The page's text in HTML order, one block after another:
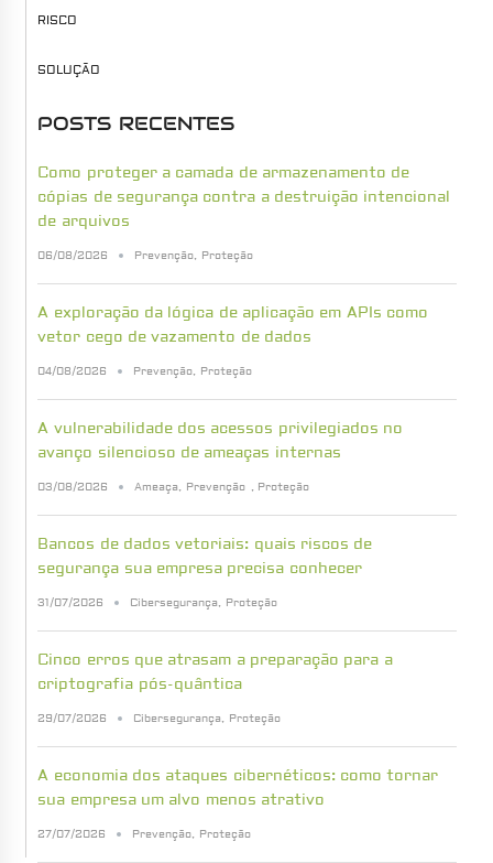
RISCO
SOLUÇÃO
POSTS RECENTES
Como proteger a camada de armazenamento de
cópias de segurança contra a destruição intencional
de arquivos
06/08/2026 Prevenção Proteção
A exploração da lógica de aplicação em APIs como
vetor cego de vazamento de dados
04/08/2026 Prevenção Proteção
A vulnerabilidade dos acessos privilegiados no
avanço silencioso de ameaças internas
03/08/2026 Ameaça Prevenção Proteção
Bancos de dados vetoriais: quais riscos de
segurança sua empresa precisa conhecer
31/07/2026 Cibersegurança Proteção
Cinco erros que atrasam a preparação para a
criptografia pós-quântica
29/07/2026 Cibersegurança Proteção
A economia dos ataques cibernéticos: como tornar
sua empresa um alvo menos atrativo
27/07/2026 Prevenção Proteção